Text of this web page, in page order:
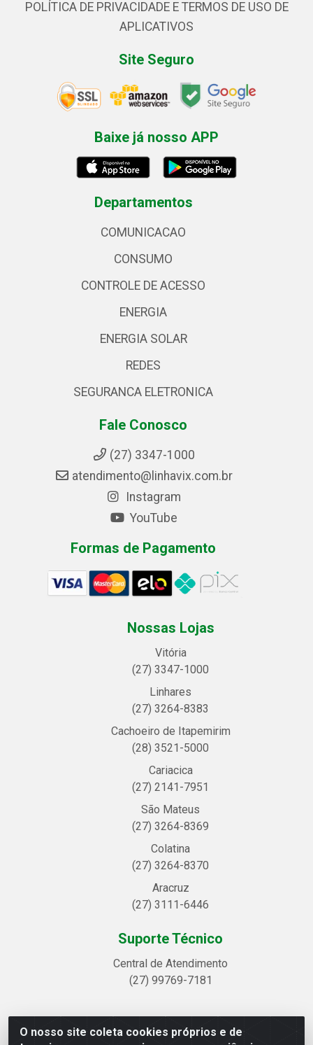
O nosso site coleta cookies próprios e de
POLÍTICA DE PRIVACIDADE E TERMOS DE USO DE
APLICATIVOS
Site Seguro
Baixe já nosso APP
Departamentos
COMUNICACAO
CONSUMO
CONTROLE DE ACESSO
ENERGIA
ENERGIA SOLAR
REDES
SEGURANCA ELETRONICA
Fale Conosco
(27) 3347-1000
atendimento@linhavix.com.br
Instagram
YouTube
Formas de Pagamento
Nossas Lojas
Vitória
(27) 3347-1000
Linhares
(27) 3264-8383
Cachoeiro de Itapemirim
(28) 3521-5000
Cariacica
(27) 2141-7951
São Mateus
(27) 3264-8369
Colatina
(27) 3264-8370
Aracruz
(27) 3111-6446
Suporte Técnico
Central de Atendimento
(27) 99769-7181
Linhavix Distribuidora LTDA - Avenida Alegre, 2521 -